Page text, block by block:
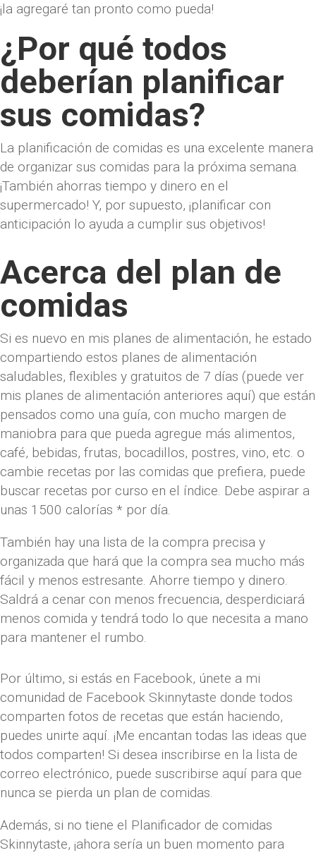
¡la agregaré tan pronto como pueda!
¿Por qué todos
deberían planificar
sus comidas?
La planificación de comidas es una excelente manera
de organizar sus comidas para la próxima semana.
¡También ahorras tiempo y dinero en el
supermercado! Y, por supuesto, ¡planificar con
anticipación lo ayuda a cumplir sus objetivos!
Acerca del plan de
comidas
Si es nuevo en mis planes de alimentación, he estado
compartiendo estos planes de alimentación
saludables, flexibles y gratuitos de 7 días (puede ver
mis planes de alimentación anteriores aquí) que están
pensados ​​como una guía, con mucho margen de
maniobra para que pueda agregue más alimentos,
café, bebidas, frutas, bocadillos, postres, vino, etc. o
cambie recetas por las comidas que prefiera, puede
buscar recetas por curso en el índice. Debe aspirar a
unas 1500 calorías * por día.
También hay una lista de la compra precisa y
organizada que hará que la compra sea mucho más
fácil y menos estresante. Ahorre tiempo y dinero.
Saldrá a cenar con menos frecuencia, desperdiciará
menos comida y tendrá todo lo que necesita a mano
para mantener el rumbo.
Por último, si estás en Facebook, únete a mi
comunidad de Facebook Skinnytaste donde todos
comparten fotos de recetas que están haciendo,
puedes unirte aquí. ¡Me encantan todas las ideas que
todos comparten! Si desea inscribirse en la lista de
correo electrónico, puede suscribirse aquí para que
nunca se pierda un plan de comidas.
Además, si no tiene el Planificador de comidas
Skinnytaste, ¡ahora sería un buen momento para